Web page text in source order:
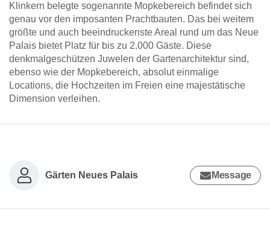
Klinkern belegte sogenannte Mopkebereich befindet sich
genau vor den imposanten Prachtbauten. Das bei weitem
größte und auch beeindruckenste Areal rund um das Neue
Palais bietet Platz für bis zu 2.000 Gäste. Diese
denkmalgeschützen Juwelen der Gartenarchitektur sind,
ebenso wie der Mopkebereich, absolut einmalige
Locations, die Hochzeiten im Freien eine majestätische
Dimension verleihen.
Gärten Neues Palais Message